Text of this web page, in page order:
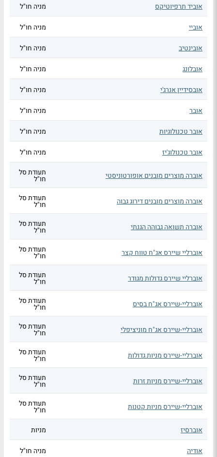
אוביד תרפיוטיקס מניה חו"ל
אוביי מניה חו"ל
אובינטיב מניה חו"ל
אובלונג מניה חו"ל
אובסידיין אנרג'י מניה חו"ל
אובר מניה חו"ל
אובר טכנולוגיות מניה חו"ל
אובר טכנולוג'יז מניה חו"ל
אוברה מוצרים מובנים אופורטוניסטי תעודת סל
חו"ל
אוברה מוצרים מובנים דירוג גבוה תעודת סל
חו"ל
אוברה תשואה גבוהה הגנתי תעודת סל
חו"ל
אוברליי שיירס אג"ח טווח קצר תעודת סל
חו"ל
אוברליי שיירס גדולות מגודר תעודת סל
חו"ל
אוברליי-שיירס אג"ח בסיס תעודת סל
חו"ל
אוברליי-שיירס אג"ח מוניציפלי תעודת סל
חו"ל
אוברליי-שיירס מניות גדולות תעודת סל
חו"ל
אוברליי-שיירס מניות זרות תעודת סל
חו"ל
אוברליי-שיירס מניות קטנות תעודת סל
חו"ל
אוברסיז
מניות
אודיה מניה חו"ל